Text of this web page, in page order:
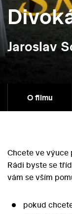
Jaroslav
O filmu
Chcete ve
Rádi byste se
vám se vším
pokud